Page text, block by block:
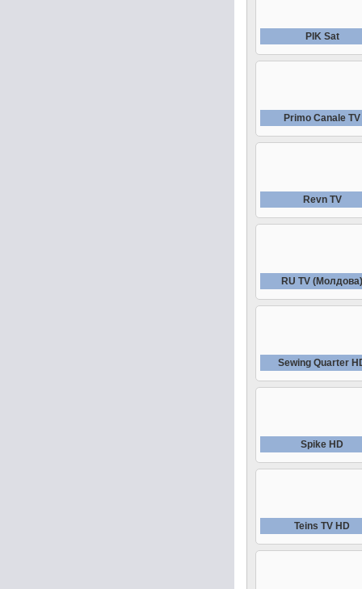
PIK Sat
Primo Canale TV
Revn TV
RU TV
Sewing Quarter
Spike HD
Teins TV HD